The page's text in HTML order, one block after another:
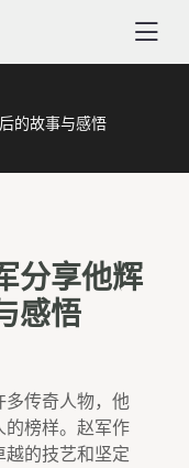
的故事与感悟
分享他辉
感悟
多传奇人物，他
的榜样。赵军作
的技艺和坚定